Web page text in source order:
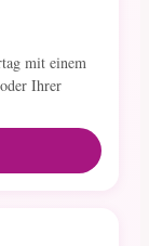
mit einem
Ihrer